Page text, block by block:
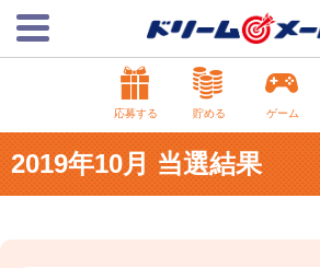
応募する 貯める ゲーム
2019年10月 当選結果